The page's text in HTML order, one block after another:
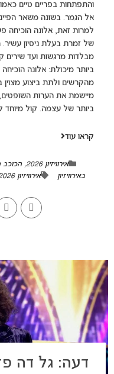
והתפתחות בפריים טיים
אל הגמר. בשונה משאר
למרות זאת, אלונה הוכיחה
של זמרת בעלת ניסיון
מבלדות מרגשות ועד שירים
ביותר מיכולת: אלונה
מהקרשים ולתת ביצוע
מיישמת את הערות
ביותר של עצמה. קול מיוחד
קראו עוד
אירוויזיון 2026 ,הכוכב הבא
באירוויזיון
אירוויזיון 2026
דעה: גל דה